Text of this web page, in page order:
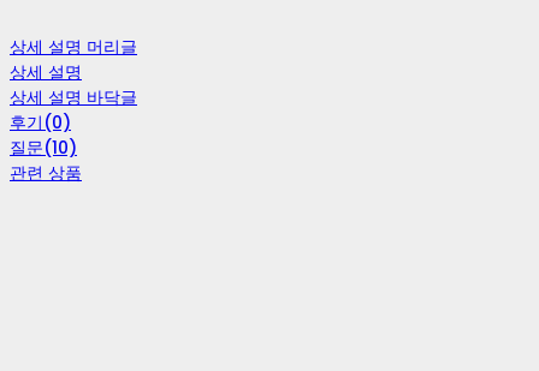
상세 설명 머리글
상세 설명
상세 설명 바닥글
후기(0)
질문(10)
관련 상품